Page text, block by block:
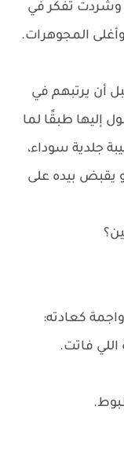
وشردت تفكر في
المجوهرات.
أن يرتبهم في
إليها طبقًا لما
جلدية سوداء،
يقبض بيده على
كعادته:
فاتت.